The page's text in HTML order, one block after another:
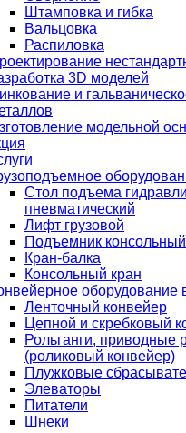
Штамповка и гибка
Вальцовка
Распиловка
3D моделей
и
модельной
Стол подъема
пневматический
Лифт грузовой
Подъемник
Кран-балка
Консольный кран
оборудование
Ленточный конвейер
Цепной и скребковый
Рольганги, приводные
(роликовый конвейер)
Плужковые
Элеваторы
Питатели
Шнеки